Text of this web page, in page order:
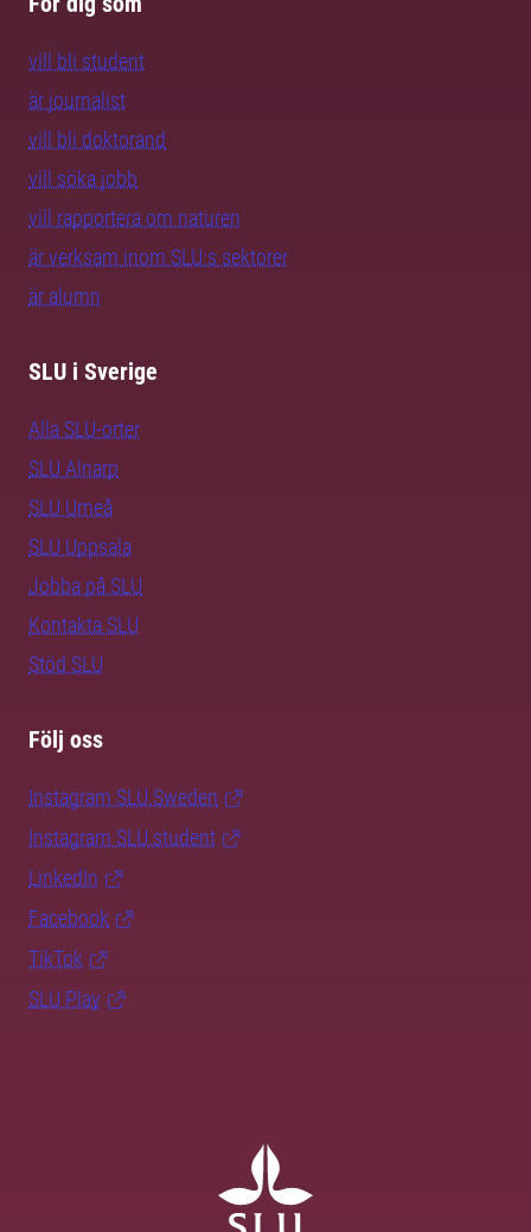
vill bli student
är journalist
vill bli doktorand
vill söka jobb
vill rapportera om naturen
är verksam inom SLU:s sektorer
är alumn
SLU i Sverige
Alla SLU-orter
SLU Alnarp
SLU Umeå
SLU Uppsala
Jobba på SLU
Kontakta SLU
Stöd SLU
Följ oss
Instagram SLU.Sweden
Instagram SLU.student
LinkedIn
Facebook
TikTok
SLU Play